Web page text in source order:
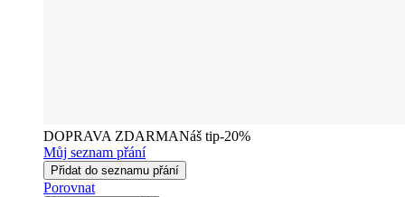
DOPRAVA ZDARMANáš tip-20%
Můj seznam přání
Přidat do seznamu přání
Porovnat